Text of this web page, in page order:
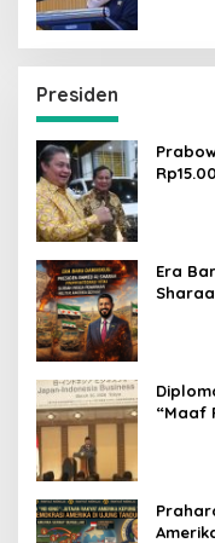
Presiden
Era
“Maaf